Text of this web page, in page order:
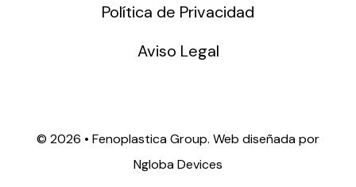
Política de Privacidad
Aviso Legal
© 2026 • Fenoplastica Group. Web diseñada por
Ngloba Devices